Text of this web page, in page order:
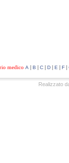
medico A | B | C| D| E | F|
Realizzato